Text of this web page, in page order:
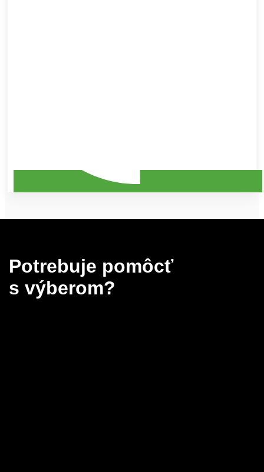
Potrebuje pomôcť
s výberom?